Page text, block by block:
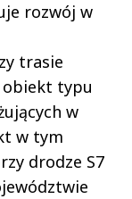
rozwój w
trasie
obiekt typu
w
w tym
drodze S7